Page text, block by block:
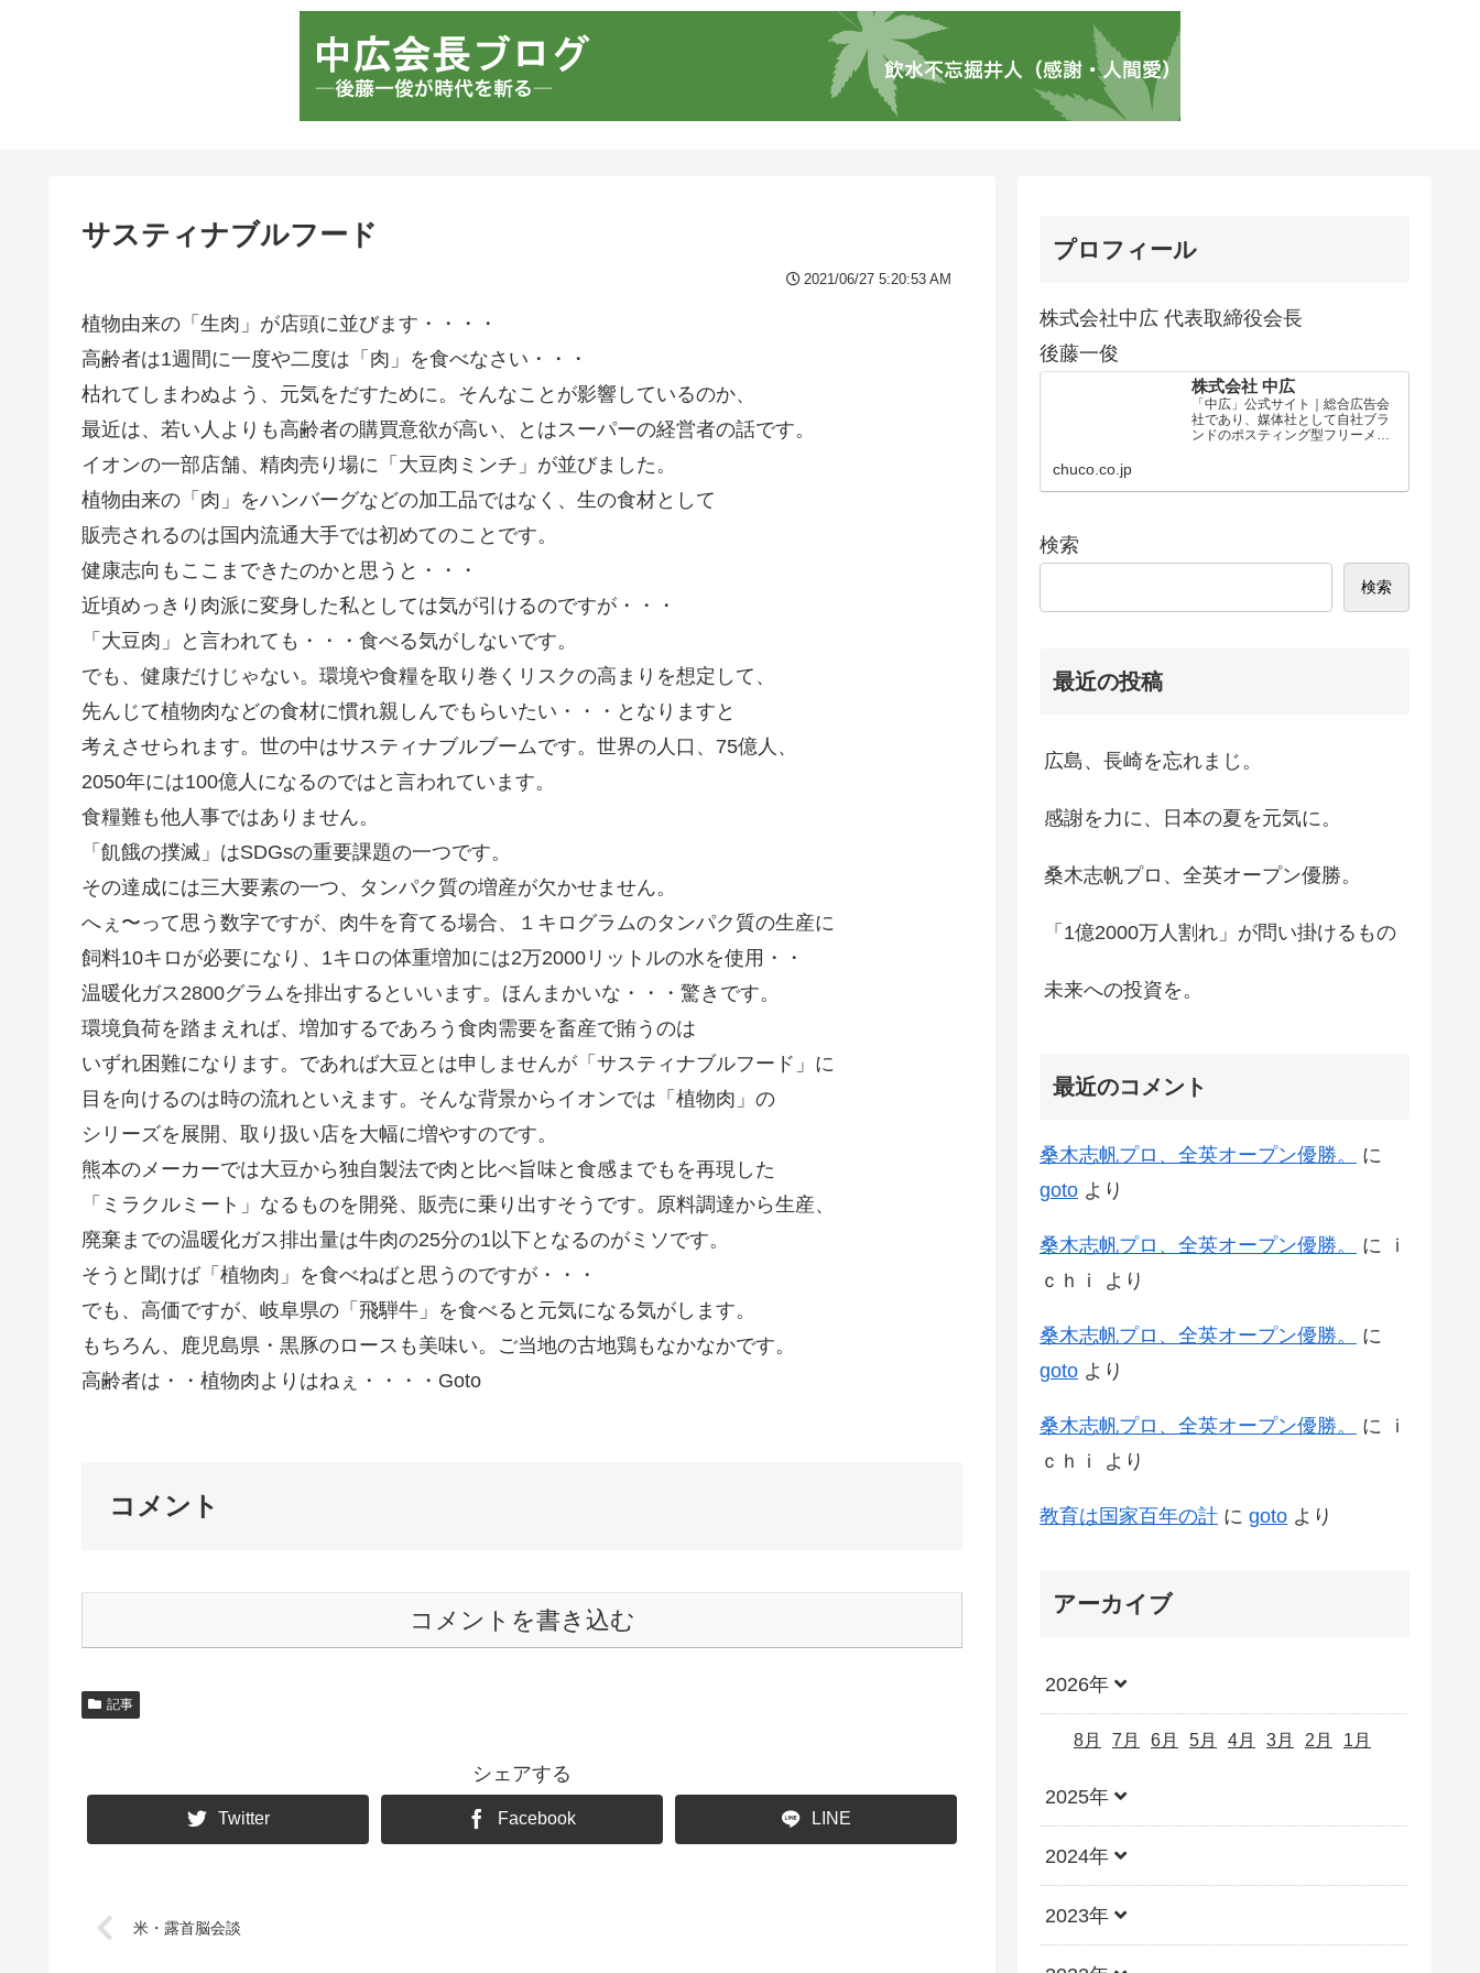
サスティナブルフード
2021/06/27 5:20:53 AM
植物由来の「生肉」が店頭に並びます・・・・
高齢者は1週間に一度や二度は「肉」を食べなさい・・・
枯れてしまわぬよう、元気をだすために。そんなことが影響しているのか、
最近は、若い人よりも高齢者の購買意欲が高い、とはスーパーの経営者の話です。
イオンの一部店舗、精肉売り場に「大豆肉ミンチ」が並びました。
植物由来の「肉」をハンバーグなどの加工品ではなく、生の食材として
販売されるのは国内流通大手では初めてのことです。
健康志向もここまできたのかと思うと・・・
近頃めっきり肉派に変身した私としては気が引けるのですが・・・
「大豆肉」と言われても・・・食べる気がしないです。
でも、健康だけじゃない。環境や食糧を取り巻くリスクの高まりを想定して、
先んじて植物肉などの食材に慣れ親しんでもらいたい・・・となりますと
考えさせられます。世の中はサスティナブルブームです。世界の人口、75億人、
2050年には100億人になるのではと言われています。
食糧難も他人事ではありません。
「飢餓の撲滅」はSDGsの重要課題の一つです。
その達成には三大要素の一つ、タンパク質の増産が欠かせません。
へぇ〜って思う数字ですが、肉牛を育てる場合、１キログラムのタンパク質の生産に
飼料10キロが必要になり、1キロの体重増加には2万2000リットルの水を使用・・
温暖化ガス2800グラムを排出するといいます。ほんまかいな・・・驚きです。
環境負荷を踏まえれば、増加するであろう食肉需要を畜産で賄うのは
いずれ困難になります。であれば大豆とは申しませんが「サスティナブルフード」に
目を向けるのは時の流れといえます。そんな背景からイオンでは「植物肉」の
シリーズを展開、取り扱い店を大幅に増やすのです。
熊本のメーカーでは大豆から独自製法で肉と比べ旨味と食感までもを再現した
「ミラクルミート」なるものを開発、販売に乗り出すそうです。原料調達から生産、
廃棄までの温暖化ガス排出量は牛肉の25分の1以下となるのがミソです。
そうと聞けば「植物肉」を食べねばと思うのですが・・・
でも、高価ですが、岐阜県の「飛騨牛」を食べると元気になる気がします。
もちろん、鹿児島県・黒豚のロースも美味い。ご当地の古地鶏もなかなかです。
高齢者は・・植物肉よりはねぇ・・・・Goto
コメント
コメントを書き込む
記事
シェアする
Twitter Facebook LINE
米・露首脳会談
プロフィール
株式会社中広 代表取締役会長
後藤一俊
株式会社 中広
「中広」公式サイト｜総合広告会
社であり、媒体社として自社ブラ
ンドのポスティング型フリーメデ
chuco.co.jp
検索
検索
最近の投稿
広島、長崎を忘れまじ。
感謝を力に、日本の夏を元気に。
桑木志帆プロ、全英オープン優勝。
「1億2000万人割れ」が問い掛けるもの
未来への投資を。
最近のコメント
桑木志帆プロ、全英オープン優勝。
に
goto より
桑木志帆プロ、全英オープン優勝。 に
ｉ
ｃｈｉ
より
桑木志帆プロ、全英オープン優勝。
に
goto より
桑木志帆プロ、全英オープン優勝。 に
ｉ
ｃｈｉ
より
教育は国家百年の計 に goto より
アーカイブ
2026年
8月 7月 6月 5月 4月 3月 2月 1月
2025年
2024年
2023年